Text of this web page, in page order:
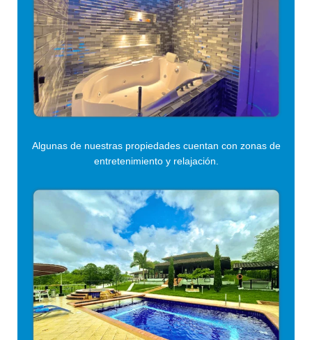
Algunas de nuestras propiedades cuentan con zonas de
entretenimiento y relajación.